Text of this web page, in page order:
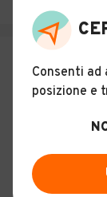
Usato
Benzina
Consenti
posizione e